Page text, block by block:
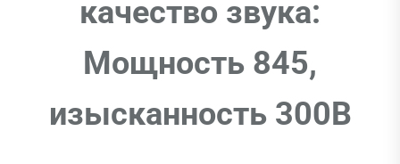
качество звука:
Мощность 845,
изысканность 300B